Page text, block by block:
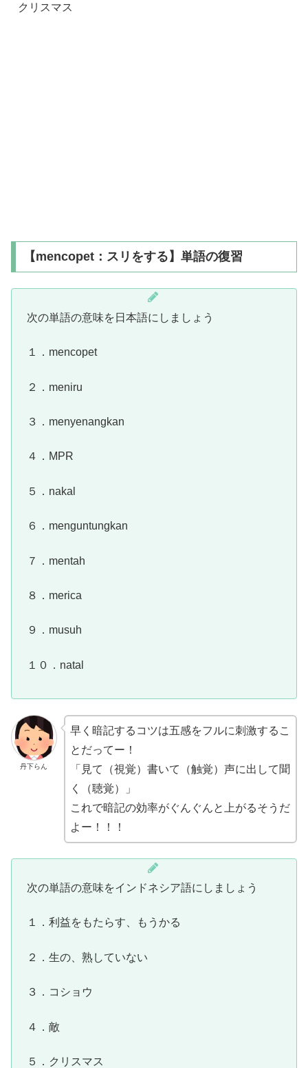
クリスマス
【mencopet：スリをする】単語の復習
次の単語の意味を日本語にしましょう
１．mencopet
２．meniru
３．menyenangkan
４．MPR
５．nakal
６．menguntungkan
７．mentah
８．merica
９．musuh
１０．natal
丹下らん
早く暗記するコツは五感をフルに刺激するこ
とだってー！
「見て（視覚）書いて（触覚）声に出して聞
く（聴覚）」
これで暗記の効率がぐんぐんと上がるそうだ
よー！！！
次の単語の意味をインドネシア語にしましょう
１．利益をもたらす、もうかる
２．生の、熟していない
３．コショウ
４．敵
５．クリスマス